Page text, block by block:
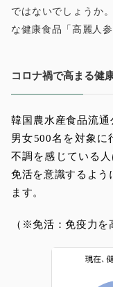
ではないでしょうか
な健康食品「高麗人
コロナ禍で高まる健
韓国農水産食品流
男女500名を対象に
不調を感じている人
免活を意識するよう
ます。
（※免活：免疫力を